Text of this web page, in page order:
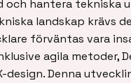
och hantera tekniska
landskap krävs
förväntas vara
agila metoder,
design. Denna